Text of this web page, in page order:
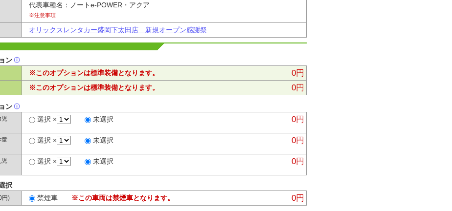
代表車種名：ノートe-POWER・アクア
※注意事項
オリックスレンタカー盛岡下太田店 新規オープン感謝祭
ン
※このオプションは標準装備となります。 0円
※このオプションは標準装備となります。 0円
ン
児
選択 × 未選択 0円
童
選択 × 未選択 0円
児
選択 × 未選択 0円
択
円) 禁煙車 ※この車両は禁煙車となります。 0円